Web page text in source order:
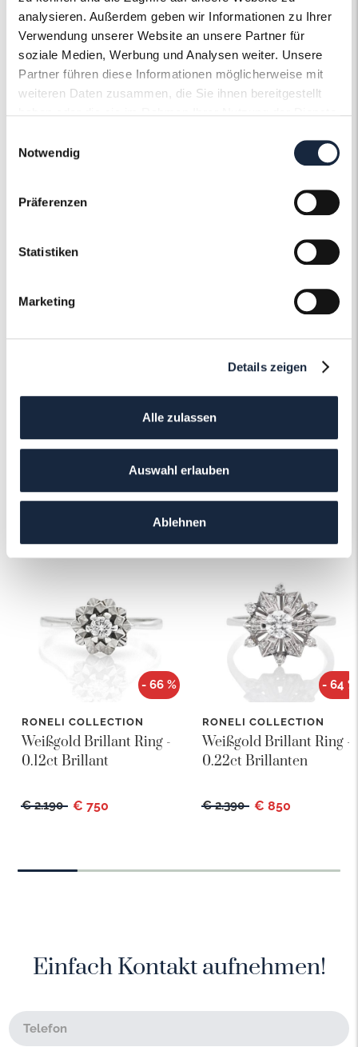
analysieren. Außerdem geben wir Informationen zu Ihrer
Verwendung unserer Website an unsere Partner für
soziale Medien, Werbung und Analysen weiter. Unsere
Partner führen diese Informationen möglicherweise mit
weiteren Daten zusammen, die Sie ihnen bereitgestellt
Notwendig
Präferenzen
Statistiken
Marketing
Details zeigen
Alle zulassen
Auswahl erlauben
Ablehnen
Steinqualität Pique
Edelsteinfarbe Diamant
Ringweite in mm 55
Der Roneli
Schmuckervice
Mehr erfahren
Das könnte Ihnen auch gefallen!
- 66 %
RONELI COLLECTION
Weißgold Brillant Ring -
0.12ct Brillant
€ 2.190 € 750
- 64 %
RONELI COLLECTION
Weißgold Brillant Ring -
0.22ct Brillanten
€ 2.390 € 850
Einfach Kontakt aufnehmen!